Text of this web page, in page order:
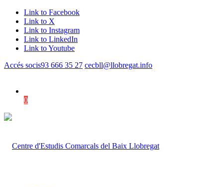
Link to Facebook
Link to X
Link to Instagram
Link to LinkedIn
Link to Youtube
Accés socis93 666 35 27 cecbll@llobregat.info
0